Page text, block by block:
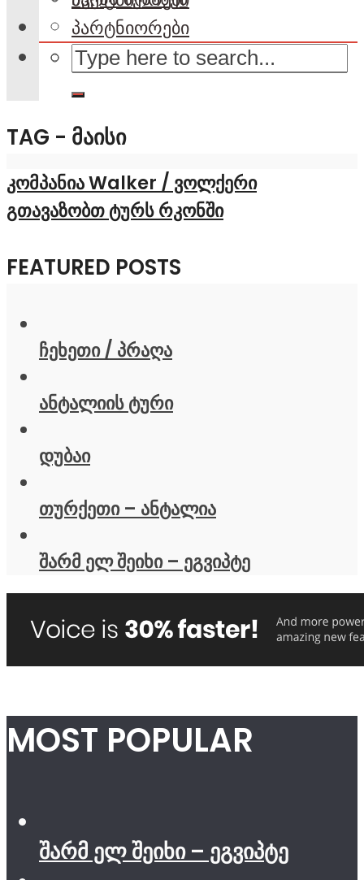
პარტნიორები
TAG - ᲛᲐᲘᲡᲘ
კომპანია Walker / ვოლქერი
გთავაზობთ ტურს რკონში
FEATURED POSTS
ჩეხეთი / პრაღა
ანტალიის ტური
დუბაი
თურქეთი – ანტალია
შარმ ელ შეიხი – ეგვიპტე
MOST POPULAR
შარმ ელ შეიხი – ეგვიპტე